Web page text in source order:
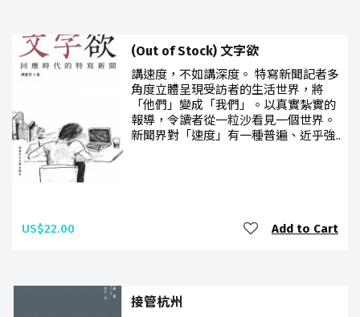
(Out of Stock) 文字欲
講速度，不如講深度。 特寫新聞記者多
角度立體呈現受訪者的生活世界，將
「他們」變成「我們」。以真實紮實的
報導，令讀者從一粒沙看見一個世界。
新聞界對「速度」有一種普遍、近乎強..
US$22.00 Add to Cart
接管杭州